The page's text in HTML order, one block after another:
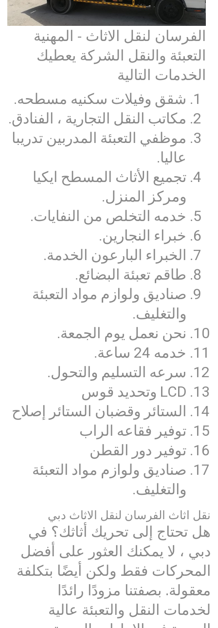
الفرسان لنقل الاثاث - المهنية
التعبئة والنقل الشركة يعطيك
الخدمات التالية
شقق وفيلات سكنيه مسطحه.
مكاتب النقل التجارية ، الفنادق.
موظفي التعبئة المدربين تدريبا
عاليا.
تجميع الأثاث المسطح ايكيا
ومركز المنزل.
خدمه التخلص من النفايات.
خبراء النجارين.
الخبراء البارعون الخدمة.
طاقم تعبئة البضائع.
صناديق ولوازم مواد التعبئة
والتغليف.
نحن نعمل يوم الجمعة.
خدمه 24 ساعة.
سرعه التسليم والتحول.
LCD وتحديد قوس
الستائر وقضبان الستائر إصلاح
توفير فقاعه الراب
توفير دور القطن
صناديق ولوازم مواد التعبئة
والتغليف.
نقل اثاث الفرسان لنقل الاثاث دبي
هل تحتاج إلى تحريك أثاثك؟ في
دبي ، لا يمكنك العثور على أفضل
المحركات فقط ولكن أيضًا بتكلفة
معقولة. بصفتنا مزودًا رائدًا
لخدمات النقل والتعبئة عالية